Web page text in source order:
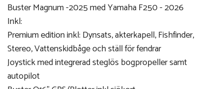
Buster Magnum -2025 med Yamaha F250 - 2026
Inkl:
Premium edition inkl: Dynsats, akterkapell, Fishfinder,
Stereo, Vattenskidbåge och ställ för fendrar
Joystick med integrerad steglös bogpropeller samt
autopilot